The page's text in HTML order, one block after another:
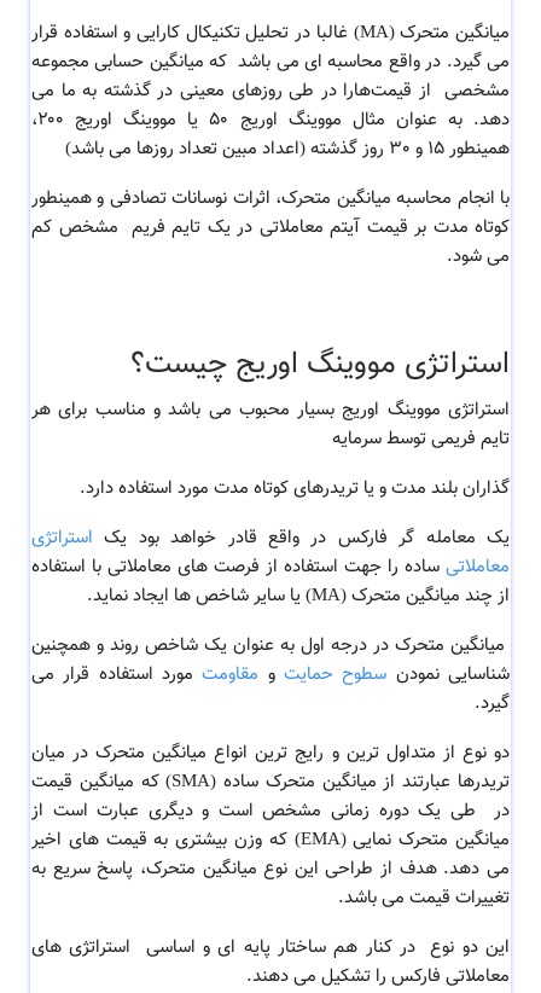
میانگین متحرک (MA) غالبا در تحلیل تکنیکال کارایی و استفاده قرار
می گیرد. در واقع محاسبه‌ ای می باشد که میانگین حسابی مجموعه
مشخصی از قیمت‌هارا در طی روزهای معینی در گذشته به ما می
دهد. به عنوان مثال مووینگ اوریج ۵۰ یا مووینگ اوریج ۲۰۰،
همینطور 15 و 30 روز گذشته (اعداد مبین تعداد روزها می باشد)
با انجام محاسبه میانگین متحرک، اثرات نوسانات تصادفی و همینطور
کوتاه مدت بر قیمت آیتم معاملاتی در یک تایم فریم مشخص کم
می شود.
استراتژی مووینگ اوریج چیست؟
استراتژی مووینگ اوریج بسیار محبوب می باشد و مناسب برای هر
تایم فریمی توسط سرمایه
گذاران بلند مدت و یا تریدرهای کوتاه مدت مورد استفاده دارد.
یک معامله گر فارکس در واقع قادر خواهد بود یک استراتژی
معاملاتی ساده را جهت استفاده از فرصت های معاملاتی با استفاده
از چند میانگین متحرک (MA) یا سایر شاخص ها ایجاد نماید.
میانگین متحرک در درجه اول به عنوان یک شاخص روند و همچنین
شناسایی نمودن سطوح حمایتو مقاومت مورد استفاده قرار می
گیرد.
دو نوع از متداول ترین و رایج ترین انواع میانگین متحرک در میان
تریدرها عبارتند از میانگین متحرک ساده (SMA) که میانگین قیمت
در طی یک دوره زمانی مشخص است و دیگری عبارت است از
میانگین متحرک نمایی (EMA) که وزن بیشتری به قیمت های اخیر
می دهد. هدف از طراحی این نوع میانگین متحرک، پاسخ سریع به
تغییرات قیمت می باشد.
این دو نوع در کنار هم ساختار پایه ای و اساسی استراتژی های
معاملاتی فارکس را تشکیل می دهند.